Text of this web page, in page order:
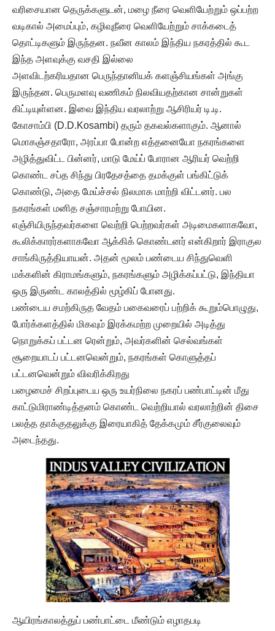
வரிசையான தெருக்களுடன், மழை நீரை வெளியேற்றும் ஒப்பற்ற
வடிகால் அமைப்பும், கழிவுநீரை வெளியேற்றும் சாக்கடைத்
தொட்டிகளும் இருந்தன. நவீன காலம் இந்திய நகரத்தில் கூட
இந்த அளவுக்கு வசதி இல்லை
அளவிடற்கரியதான பெருந்தானியக் களஞ்சியங்கள் அங்கு
இருந்தன. பெருமளவு வணிகம் நிலவியதற்கான சான்றுகள்
கிட்டியுள்ளன. இவை இந்திய வரலாற்று ஆசிரியர் டி.டி.
கோசாம்பி (D.D.Kosambi) தரும் தகவல்களாகும். ஆனால்
மொகஞ்சதாரோ, அரப்பா போன்ற எத்தனையோ நகரங்களை
அழித்துவிட்ட பின்னர், மாடு மேய்ப் போரான ஆரியர் வெற்றி
கொண்ட சப்த சிந்து பிரதேசத்தை தமக்குள் பங்கிட்டுக்
கொண்டு, அதை மேய்ச்சல் நிலமாக மாற்றி விட்டனர். பல
நகரங்கள் மனித சஞ்சாரமற்று போயின.
எஞ்சியிருந்தவர்களை வெற்றி பெற்றவர்கள் அடிமைகளாகவோ,
கூலிக்காரர்களாகவோ ஆக்கிக் கொண்டனர் என்கிறார் இராகுல
சாங்கிருத்தியாயன். அதன் மூலம் பண்டைய சிந்துவெளி
மக்களின் கிராமங்களும், நகரங்களும் அழிக்கப்பட்டு, இந்தியா
ஒரு இருண்ட காலத்தில் மூழ்கிப் போனது.
பண்டைய சமற்கிருத வேதம் பகைவரைப் பற்றிக் கூறும்பொழுது,
போர்க்களத்தில் மிகவும் இரக்கமற்ற முறையில் அடித்து
நொறுக்கப் பட்டன ரென்றும், அவர்களின் செல்வங்கள்
சூறையாடப் பட்டனவென்றும், நகரங்கள் கொளுத்தப்
பட்டனவென்றும் விவரிக்கிறது
பழைமைச் சிறப்புடைய ஒரு உயர்நிலை நகரப் பண்பாட்டின் மீது
காட்டுமிராண்டித்தனம் கொண்ட வெற்றியால் வரலாற்றின் திசை
பலத்த தாக்குதலுக்கு இரையாகித் தேக்கமும் சீர்குலைவும்
அடைந்தது.
ஆயிரங்காலத்துப் பண்பாட்டை மீண்டும் எழாதபடி